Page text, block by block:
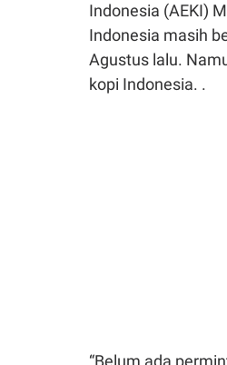
Indonesia (AEKI)
Indonesia masih
Agustus lalu.
kopi Indonesia. .
“Belum ada